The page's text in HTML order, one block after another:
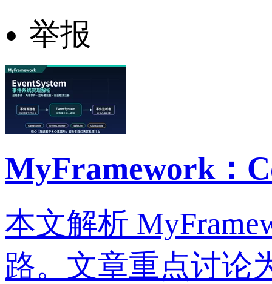
举报
MyFramework：
本文解析
路。文章重点讨论